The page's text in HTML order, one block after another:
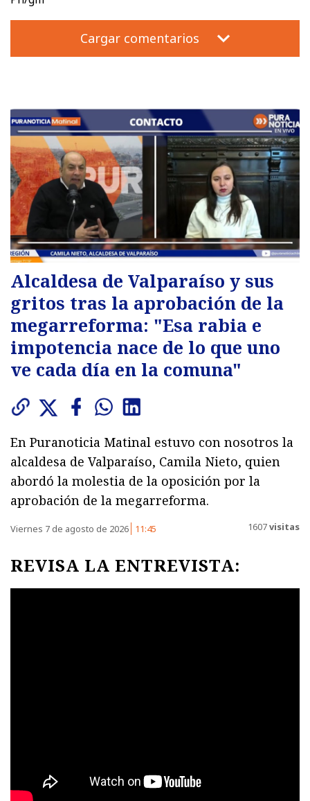
Cargar comentarios
Alcaldesa de Valparaíso y sus
gritos tras la aprobación de la
megarreforma: "Esa rabia e
impotencia nace de lo que uno
ve cada día en la comuna"
En Puranoticia Matinal estuvo con nosotros la
alcaldesa de Valparaíso, Camila Nieto, quien
abordó la molestia de la oposición por la
aprobación de la megarreforma.
Viernes 7 de agosto de 2026 11:45 1607visitas
REVISA LA ENTREVISTA: